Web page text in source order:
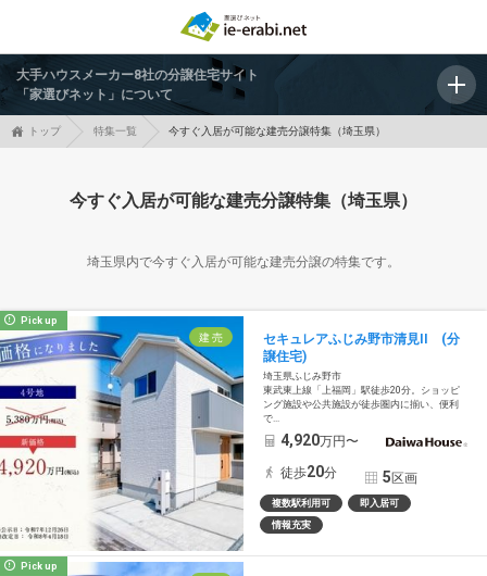
大手ハウスメーカー8社の分譲住宅サイト
「家選びネット」について
トップ 特集一覧 今すぐ入居が可能な建売分譲特集（埼玉県）
今すぐ入居が可能な建売分譲特集（埼玉県）
埼玉県内で今すぐ入居が可能な建売分譲の特集です。
Pick up
建 売
セキュレアふじみ野市清見II (分
譲住宅)
埼玉県ふじみ野市
東武東上線「上福岡」駅徒歩20分。ショッピ
ング施設や公共施設が徒歩圏内に揃い、便利
で...
4,920万円〜
徒歩20分 5区画
複数駅利用可
即入居可
情報充実
Pick up